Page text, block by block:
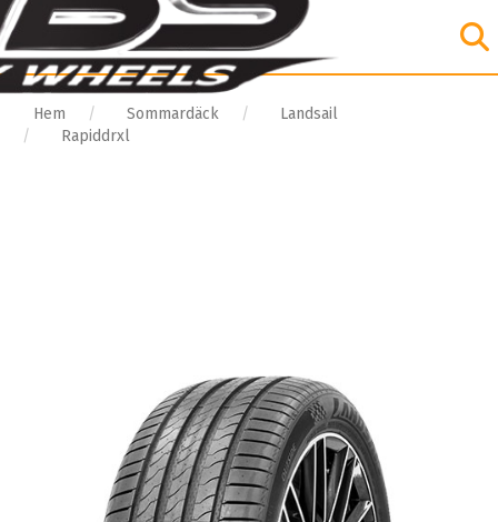
Hem Sommardäck
Landsail
Rapiddrxl